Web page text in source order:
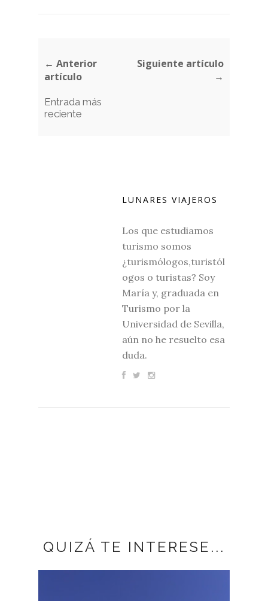
← Anterior
artículo
Entrada más
reciente
Siguiente artículo
→
LUNARES VIAJEROS
Los que estudiamos
turismo somos
¿turismólogos,turistól
ogos o turistas? Soy
María y, graduada en
Turismo por la
Universidad de Sevilla,
aún no he resuelto esa
duda.
QUIZÁ TE INTERESE...